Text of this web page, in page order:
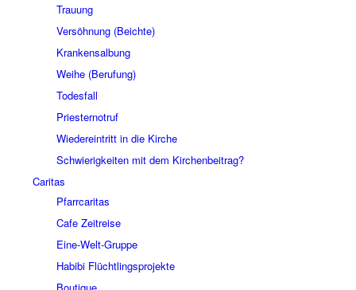
Trauung
Versöhnung (Beichte)
Krankensalbung
Weihe (Berufung)
Todesfall
Priesternotruf
Wiedereintritt in die Kirche
Schwierigkeiten mit dem Kirchenbeitrag?
Caritas
Pfarrcaritas
Cafe Zeitreise
Eine-Welt-Gruppe
Habibi Flüchtlingsprojekte